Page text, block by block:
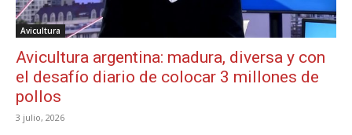
Avicultura
Avicultura argentina: madura, diversa y con
el desafío diario de colocar 3 millones de
pollos
3 julio, 2026